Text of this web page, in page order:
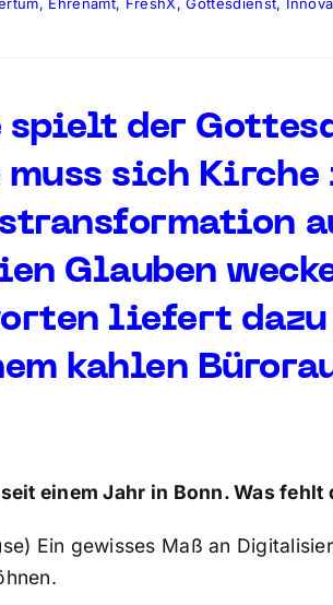
, Ehrenamt, FreshX,Gottesdienst,
spielt der
muss sich
Glauben
liefert dazu
kahlen
einem Jahr in Bonn. Was fehlt
Ein gewisses Maß an